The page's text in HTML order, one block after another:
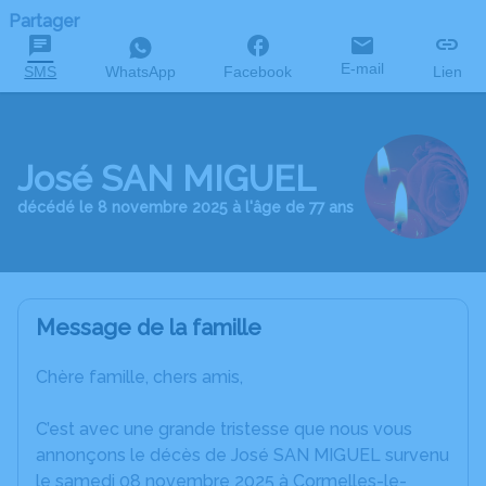
Partager
SMS WhatsApp Facebook E-mail Lien
José SAN MIGUEL
décédé le 8 novembre 2025 à l'âge de 77 ans
Message de la famille
Chère famille, chers amis,
C’est avec une grande tristesse que nous vous
annonçons le décès de José SAN MIGUEL survenu
le samedi 08 novembre 2025 à Cormelles-le-